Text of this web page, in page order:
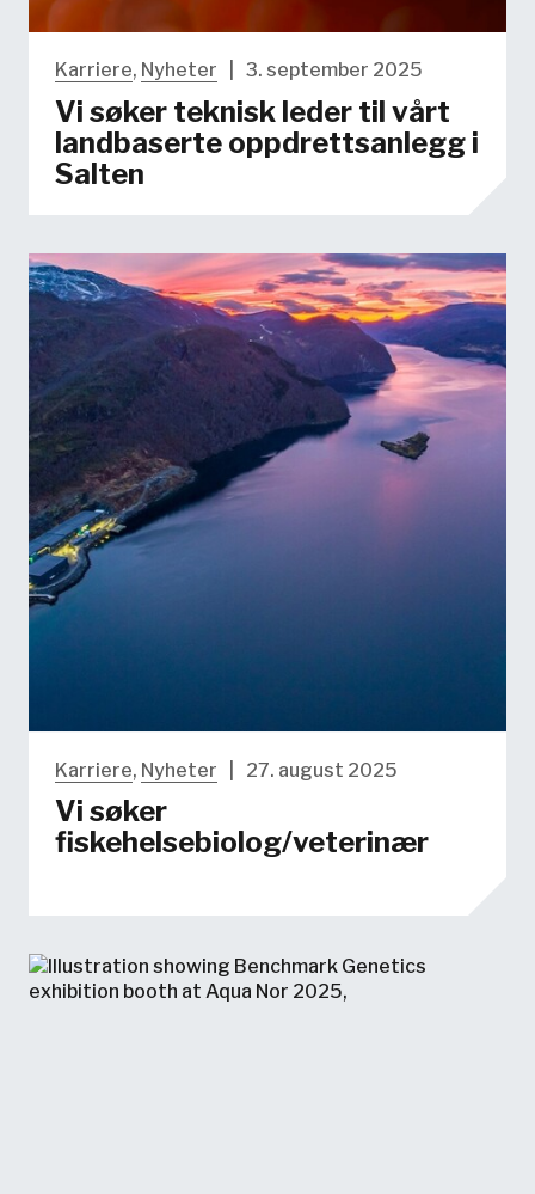
Karriere, Nyheter 3. september 2025
Vi søker teknisk leder til vårt
landbaserte oppdrettsanlegg i
Salten
Karriere, Nyheter 27. august 2025
Vi søker
fiskehelsebiolog/veterinær